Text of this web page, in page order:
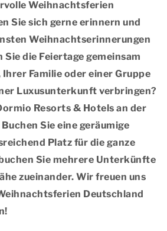
Weihnachtsferien
Sie sich gerne erinnern und
Weihnachtserinnerungen
die Feiertage gemeinsam
Familie oder einer Gruppe
Luxusunterkunft verbringen?
Resorts & Hotels an der
Sie eine geräumige
Platz für die ganze
Sie mehrere Unterkünfte
zueinander. Wir freuen uns
Deutschland